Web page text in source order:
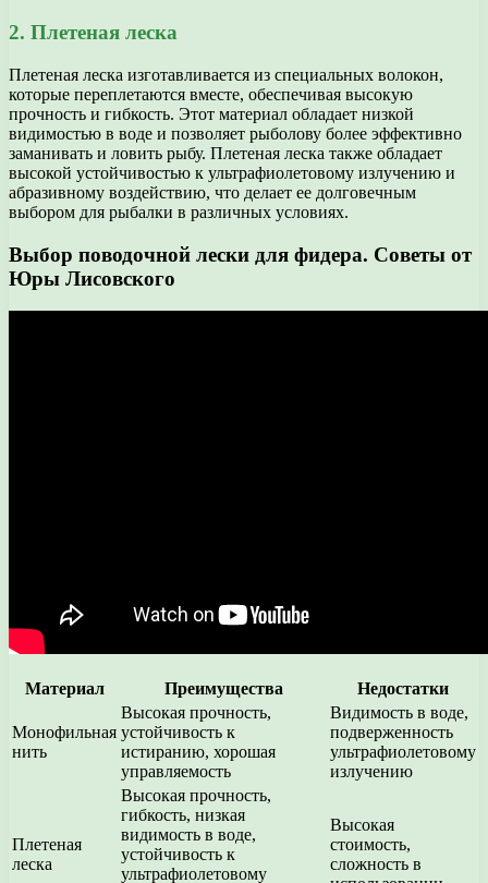
2. Плетеная леска
Плетеная леска изготавливается из специальных волокон,
которые переплетаются вместе, обеспечивая высокую
прочность и гибкость. Этот материал обладает низкой
видимостью в воде и позволяет рыболову более эффективно
заманивать и ловить рыбу. Плетеная леска также обладает
высокой устойчивостью к ультрафиолетовому излучению и
абразивному воздействию, что делает ее долговечным
выбором для рыбалки в различных условиях.
Выбор поводочной лески для фидера. Советы от
Юры Лисовского
Материал Преимущества Недостатки
Монофильная
нить
Высокая прочность,
устойчивость к
истиранию, хорошая
управляемость
Видимость в воде,
подверженность
ультрафиолетовому
излучению
Плетеная
леска
Высокая прочность,
гибкость, низкая
видимость в воде,
устойчивость к
ультрафиолетовому
Высокая
стоимость,
сложность в